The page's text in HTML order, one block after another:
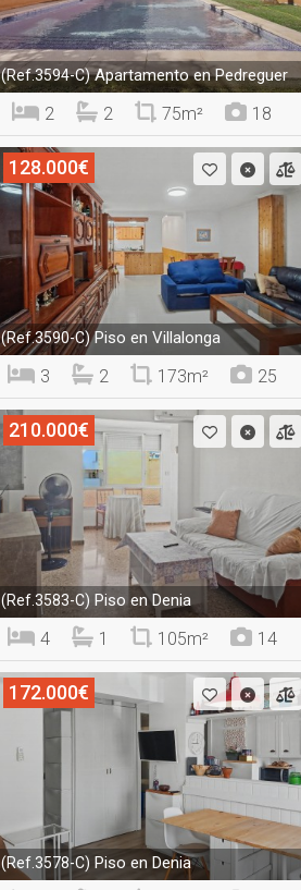
(Ref.3594-C)Apartamento en Pedreguer
2 2 75m² 18
128.000€
(Ref.3590-C)Piso en Villalonga
3 2 173m² 25
210.000€
(Ref.3583-C) Piso en Denia
4 1 105m² 14
172.000€
(Ref.3578-C) Piso en Denia